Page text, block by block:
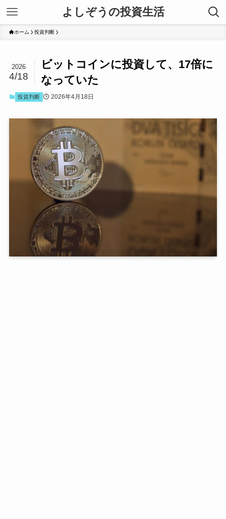
よしぞうの投資生活
ホーム 投資判断
ビットコインに投資して、17倍に
なっていた
2026
4/18
投資判断 2026年4月18日